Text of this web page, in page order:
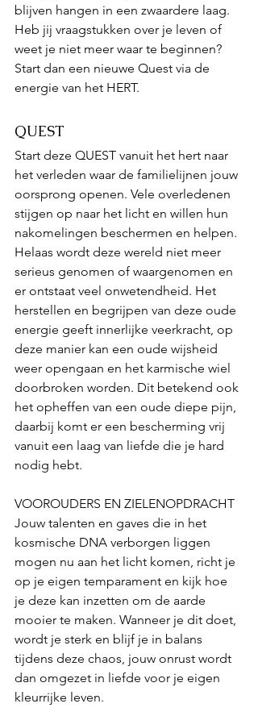
blijven hangen in een zwaardere laag.
Heb jij vraagstukken over je leven of
weet je niet meer waar te beginnen?
Start dan een nieuwe Quest via de
energie van het HERT.
QUEST
Start deze QUEST vanuit het hert naar
het verleden waar de familielijnen jouw
oorsprong openen. Vele overledenen
stijgen op naar het licht en willen hun
nakomelingen beschermen en helpen.
Helaas wordt deze wereld niet meer
serieus genomen of waargenomen en
er ontstaat veel onwetendheid. Het
herstellen en begrijpen van deze oude
energie geeft innerlijke veerkracht, op
deze manier kan een oude wijsheid
weer opengaan en het karmische wiel
doorbroken worden. Dit betekend ook
het opheffen van een oude diepe pijn,
daarbij komt er een bescherming vrij
vanuit een laag van liefde die je hard
nodig hebt.
VOOROUDERS EN ZIELENOPDRACHT
Jouw talenten en gaves die in het
kosmische DNA verborgen liggen
mogen nu aan het licht komen, richt je
op je eigen temparament en kijk hoe
je deze kan inzetten om de aarde
mooier te maken. Wanneer je dit doet,
wordt je sterk en blijf je in balans
tijdens deze chaos, jouw onrust wordt
dan omgezet in liefde voor je eigen
kleurrijke leven.